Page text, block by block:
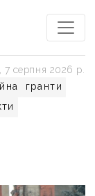
гранти
7 серпня 2026 р.